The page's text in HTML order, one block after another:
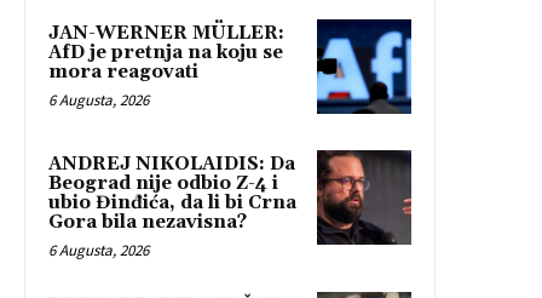
JAN-WERNER MÜLLER:
AfD je pretnja na koju se
mora reagovati
6 Augusta, 2026
ANDREJ NIKOLAIDIS: Da
Beograd nije odbio Z-4 i
ubio Đinđića, da li bi Crna
Gora bila nezavisna?
6 Augusta, 2026